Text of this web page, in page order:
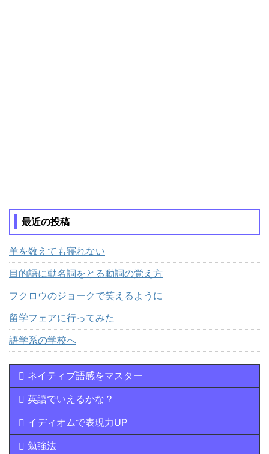
最近の投稿
羊を数えても寝れない
目的語に動名詞をとる動詞の覚え方
フクロウのジョークで笑えるように
留学フェアに行ってみた
語学系の学校へ
ネイティブ語感をマスター
英語でいえるかな？
イディオムで表現力UP
勉強法